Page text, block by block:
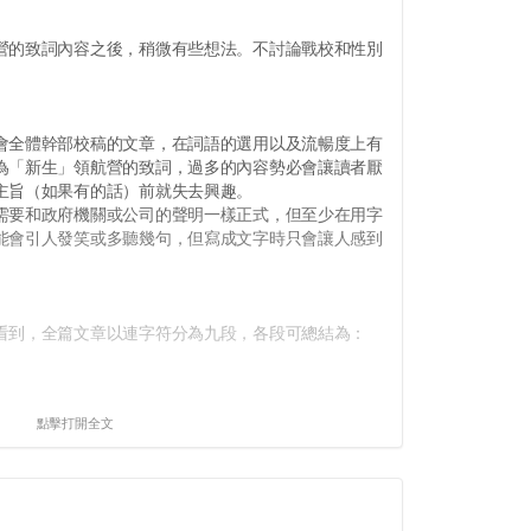
致詞內容之後，稍微有些想法。不討論戰校和性別
體幹部校稿的文章，在詞語的選用以及流暢度上有
新生」領航營的致詞，過多的內容勢必會讓讀者厭
（如果有的話）前就失去興趣。
和政府機關或公司的聲明一樣正式，但至少在用字
會引人發笑或多聽幾句，但寫成文字時只會讓人感到
全篇文章以連字符分為九段，各段可總結為：
點擊打開全文